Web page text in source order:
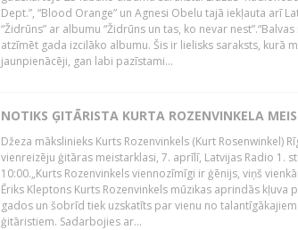
Dept.”, “Blood Orange” un Agnesi Obelu tajā iekļauta arī
“Židrūns” ar albumu “Židrūns un tas, ko nevar
atzīmēt gada izcilāko albumu. Šis ir lielisks saraksts, kurā
jaunpienācēji, gan labi pazīstami...
NOTIKS ĢITĀRISTA KURTA ROZENVINKELA
Džeza mākslinieks Kurts Rozenvinkels (Kurt Rosenwinkel)
vienreizēju ģitāras meistarklasi, 7. aprīlī, Latvijas Radio 1.
10:00.„Kurts Rozenvinkels viennozīmīgi ir ģēnijs, viņš
Ēriks Kleptons Kurts Rozenvinkels mūzikas aprindās kļuva
gados un šobrīd tiek uzskatīts par vienu no
ģitāristiem. Sadarbojies ar...